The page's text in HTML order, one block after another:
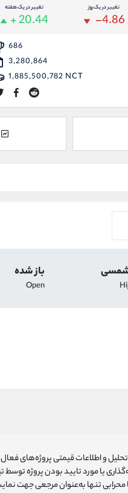
تغییر در یک روز
-4.86
تغییر در یک هفته
+ 20.44
686
3,280,864
1,885,500,782 NCT
شمسی باز شده
Open
و اطلاعات قیمتی پروژه‌های فعال
یا مورد تایید بودن پروژه
تنها به‌عنوان مرجعی جهت